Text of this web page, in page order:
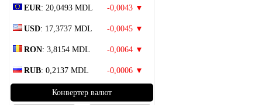
EUR: 20,0493 MDL -0,0043 ▼
USD: 17,3737 MDL -0,0045 ▼
RON: 3,8154 MDL -0,0064 ▼
RUB: 0,2137 MDL -0,0006 ▼
Конвертер валют